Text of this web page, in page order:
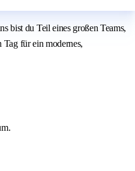
bist du Teil eines großen Teams,
für ein modernes,